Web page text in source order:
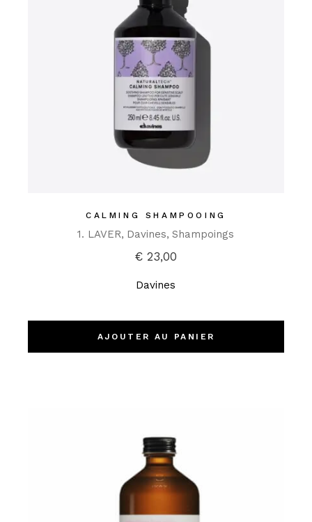
CALMING SHAMPOOING
1. LAVER Davines Shampoings
€ 23,00
Davines
AJOUTER AU PANIER